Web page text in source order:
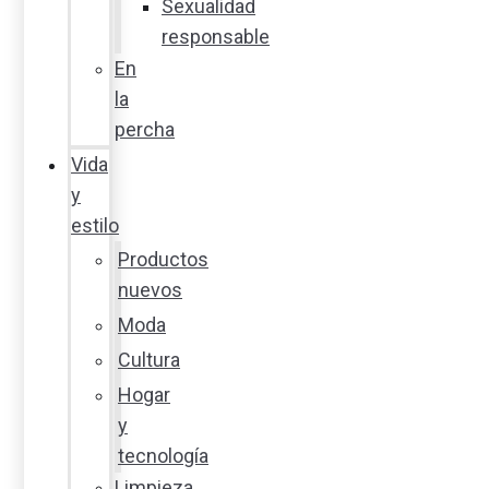
Sexualidad
responsable
En
la
percha
Vida
y
estilo
Productos
nuevos
Moda
Cultura
Hogar
y
tecnología